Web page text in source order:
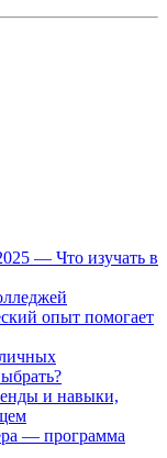
— Что изучать в
опыт помогает
и навыки,
— программа